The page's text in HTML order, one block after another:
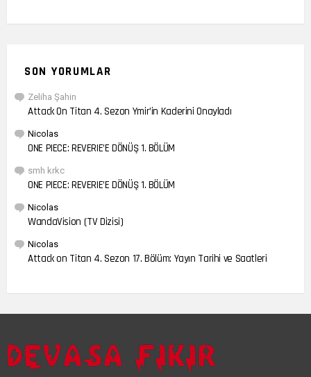
SON YORUMLAR
Zeliha Şahin
Attack On Titan 4. Sezon Ymir’in Kaderini Onayladı
Nicolas
ONE PIECE: REVERIE’E DÖNÜŞ 1. BÖLÜM
smh krkc
ONE PIECE: REVERIE’E DÖNÜŞ 1. BÖLÜM
Nicolas
WandaVision (TV Dizisi)
Nicolas
Attack on Titan 4. Sezon 17. Bölüm: Yayın Tarihi ve Saatleri